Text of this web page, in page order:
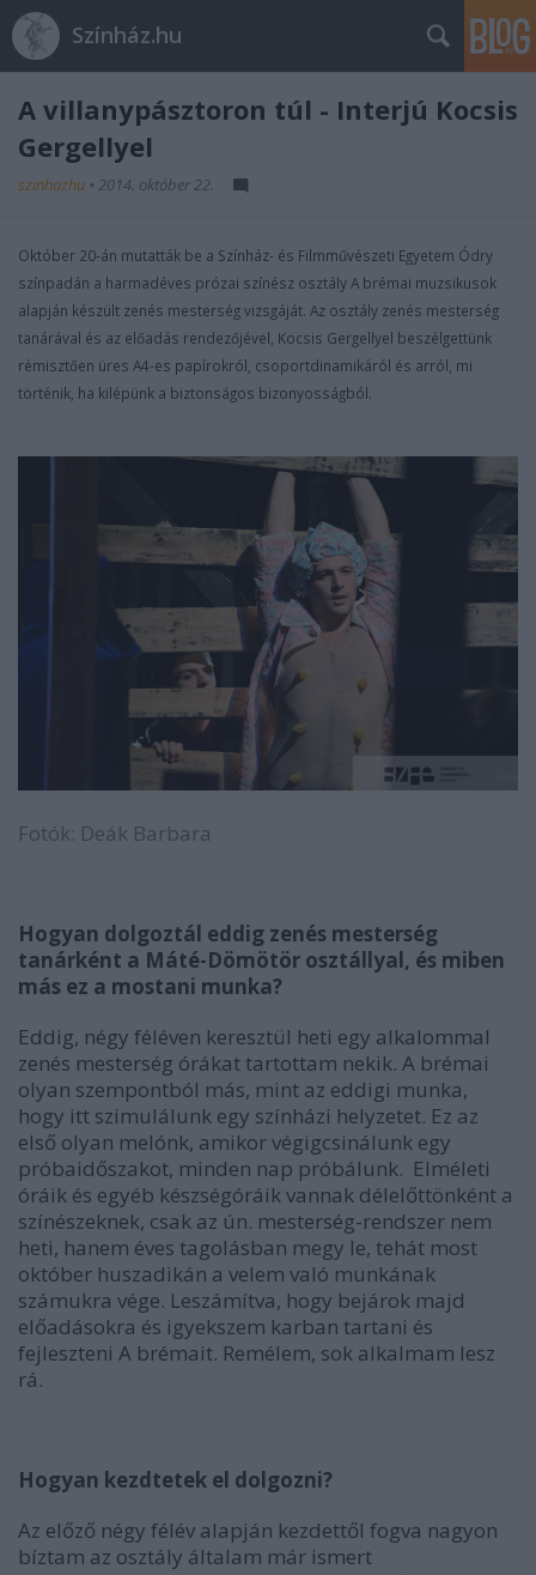
Színház.hu
A villanypásztoron túl - Interjú Kocsis
Gergellyel
szinhazhu • 2014. október 22.
Október 20-án mutatták be a Színház- és Filmművészeti Egyetem Ódry
színpadán a harmadéves prózai színész osztály A brémai muzsikusok
alapján készült zenés mesterség vizsgáját. Az osztály zenés mesterség
tanárával és az előadás rendezőjével, Kocsis Gergellyel beszélgettünk
rémisztően üres A4-es papírokról, csoportdinamikáról és arról, mi
történik, ha kilépünk a biztonságos bizonyosságból.
Fotók: Deák Barbara
Hogyan dolgoztál eddig zenés mesterség
tanárként a Máté-Dömötör osztállyal, és miben
más ez a mostani munka?
Eddig, négy féléven keresztül heti egy alkalommal
zenés mesterség órákat tartottam nekik. A brémai
olyan szempontból más, mint az eddigi munka,
hogy itt szimulálunk egy színházi helyzetet. Ez az
első olyan melónk, amikor végigcsinálunk egy
próbaidőszakot, minden nap próbálunk. Elméleti
óráik és egyéb készségóráik vannak délelőttönként a
színészeknek, csak az ún. mesterség-rendszer nem
heti, hanem éves tagolásban megy le, tehát most
október huszadikán a velem való munkának
számukra vége. Leszámítva, hogy bejárok majd
előadásokra és igyekszem karban tartani és
fejleszteni A brémait. Remélem, sok alkalmam lesz
rá.
Hogyan kezdtetek el dolgozni?
Az előző négy félév alapján kezdettől fogva nagyon
bíztam az osztály általam már ismert